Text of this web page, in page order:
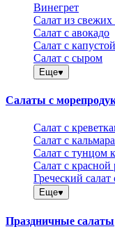
Винегрет
Салат из
Салат с авокадо
Салат с капустой
Салат с сыром
Еще
Салаты с
Салат с
Салат с
Салат с тунцом
Салат с красной
Греческий салат
Еще
Праздничные салаты